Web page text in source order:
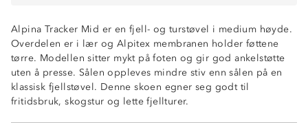
Alpina Tracker Mid er en fjell- og turstøvel i medium høyde.
Overdelen er i lær og Alpitex membranen holder føttene
tørre. Modellen sitter mykt på foten og gir god ankelstøtte
uten å presse. Sålen oppleves mindre stiv enn sålen på en
klassisk fjellstøvel. Denne skoen egner seg godt til
fritidsbruk, skogstur og lette fjellturer.
Vannavstøtende Alpitex membran
Lær og tekstil
Myk og behagelig sko til skog og fjell
Polstret ankelstøtte for ekstra komfort